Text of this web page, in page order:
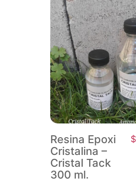
Resina Epoxi
Cristalina –
Cristal Tack
300 ml.
$